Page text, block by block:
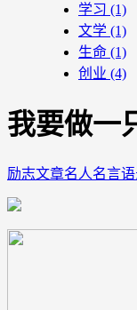
学习 (1)
文学 (1)
生命 (1)
创业 (4)
我要做一
励志文章名人名言